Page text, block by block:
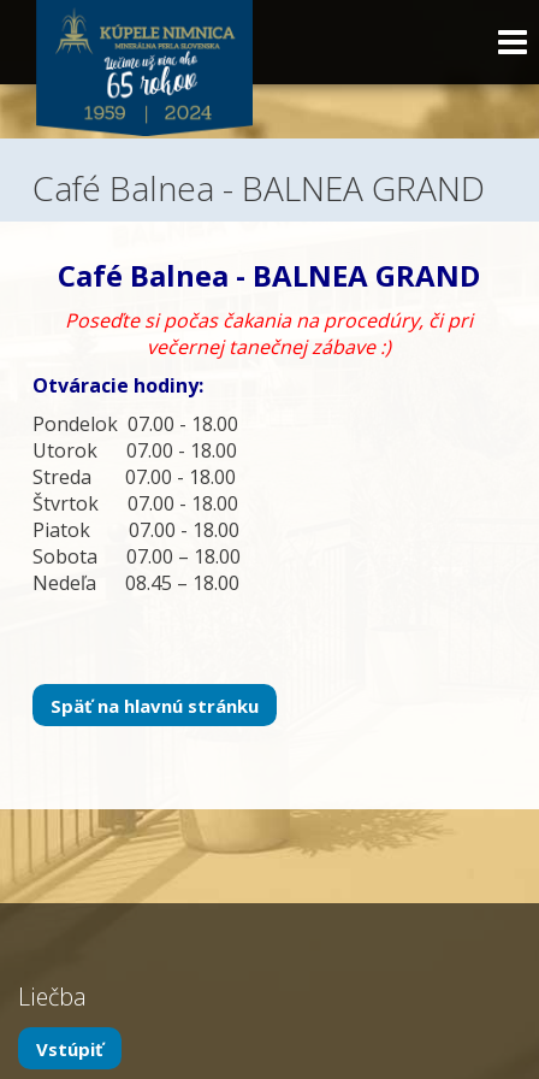
Café Balnea - BALNEA GRAND
Café Balnea - BALNEA GRAND
Poseďte si počas čakania na procedúry, či pri
večernej tanečnej zábave :)
Otváracie hodiny:
Pondelok 07.00 - 18.00
Utorok 07.00 - 18.00
Streda 07.00 - 18.00
Štvrtok 07.00 - 18.00
Piatok 07.00 - 18.00
Sobota 07.00 – 18.00
Nedeľa 08.45 – 18.00
Späť na hlavnú stránku
Liečba
Vstúpiť